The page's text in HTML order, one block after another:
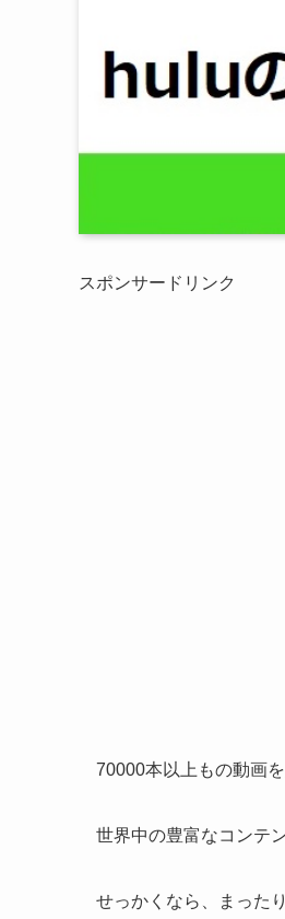
スポンサードリンク
70000本以上もの動画
世界中の豊富なコンテ
せっかくなら、まった